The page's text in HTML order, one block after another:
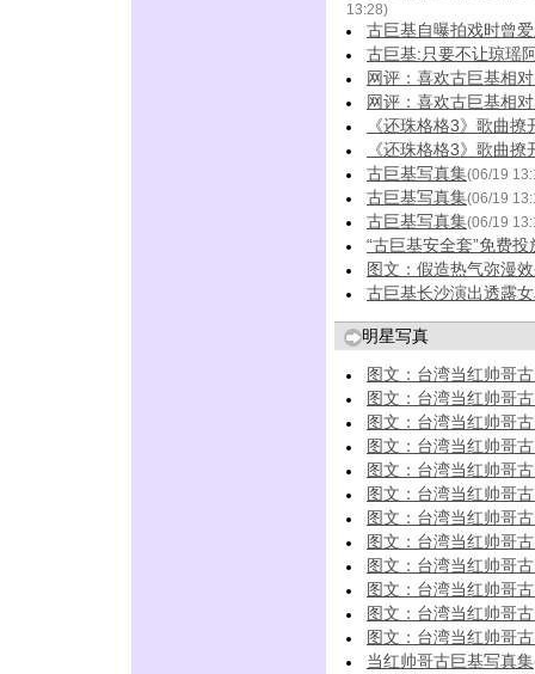
13:28)
古巨基自曝拍戏时曾
古巨基:只要不让琼瑶
网评：喜欢古巨基相
网评：喜欢古巨基相
《还珠格格3》歌曲
《还珠格格3》歌曲
古巨基写真集(06/19
古巨基写真集(06/19
古巨基写真集(06/19
“古巨基安全套”免费
图文：假造热气弥漫
古巨基长沙演出透露
明星写真
图文：台湾当红帅哥
图文：台湾当红帅哥
图文：台湾当红帅哥
图文：台湾当红帅哥
图文：台湾当红帅哥
图文：台湾当红帅哥
图文：台湾当红帅哥
图文：台湾当红帅哥
图文：台湾当红帅哥
图文：台湾当红帅哥
图文：台湾当红帅哥
图文：台湾当红帅哥
当红帅哥古巨基写真集